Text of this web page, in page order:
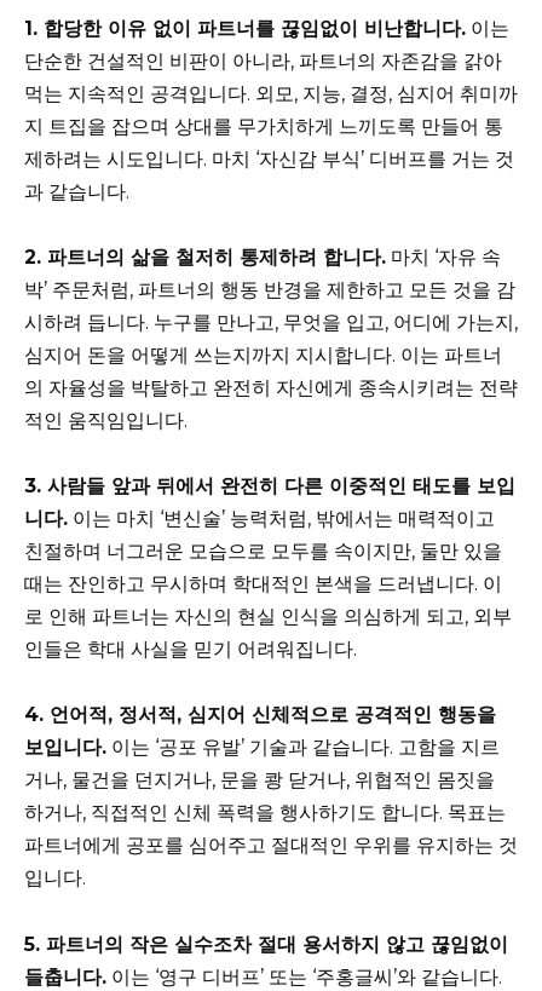
1. 합당한 이유 없이 파트너를 끊임없이 비난합니다. 이는
단순한 건설적인 비판이 아니라, 파트너의 자존감을 갉아
먹는 지속적인 공격입니다. 외모, 지능, 결정, 심지어 취미까
지 트집을 잡으며 상대를 무가치하게 느끼도록 만들어 통
제하려는 시도입니다. 마치 ‘자신감 부식’ 디버프를 거는 것
과 같습니다.
2. 파트너의 삶을 철저히 통제하려 합니다. 마치 ‘자유 속
박’ 주문처럼, 파트너의 행동 반경을 제한하고 모든 것을 감
시하려 듭니다. 누구를 만나고, 무엇을 입고, 어디에 가는지,
심지어 돈을 어떻게 쓰는지까지 지시합니다. 이는 파트너
의 자율성을 박탈하고 완전히 자신에게 종속시키려는 전략
적인 움직임입니다.
3. 사람들 앞과 뒤에서 완전히 다른 이중적인 태도를 보입
니다. 이는 마치 ‘변신술’ 능력처럼, 밖에서는 매력적이고
친절하며 너그러운 모습으로 모두를 속이지만, 둘만 있을
때는 잔인하고 무시하며 학대적인 본색을 드러냅니다. 이
로 인해 파트너는 자신의 현실 인식을 의심하게 되고, 외부
인들은 학대 사실을 믿기 어려워집니다.
4. 언어적, 정서적, 심지어 신체적으로 공격적인 행동을
보입니다. 이는 ‘공포 유발’ 기술과 같습니다. 고함을 지르
거나, 물건을 던지거나, 문을 쾅 닫거나, 위협적인 몸짓을
하거나, 직접적인 신체 폭력을 행사하기도 합니다. 목표는
파트너에게 공포를 심어주고 절대적인 우위를 유지하는 것
입니다.
5. 파트너의 작은 실수조차 절대 용서하지 않고 끊임없이
들춥니다. 이는 ‘영구 디버프’ 또는 ‘주홍글씨’와 같습니다.